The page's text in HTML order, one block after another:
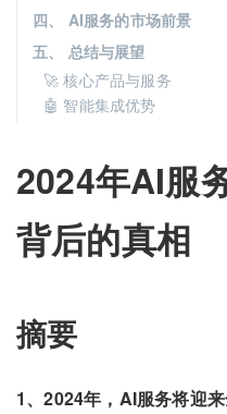
2024年AI服
背后的真相
摘要
1、2024年，AI服务将迎
四、 AI服务的市场前景
五、 总结与展望
🚀 核心产品与服务
🤖 智能集成优势